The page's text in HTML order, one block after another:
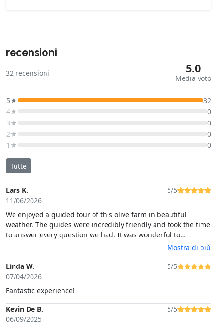
recensioni
32 recensioni 5.0
Media voto
5★
32
4★
0
3★
0
2★
0
1★
0
Tutte
Lars K.
11/06/2026
5/5
We enjoyed a guided tour of this olive farm in beautiful
weather. The guides were incredibly friendly and took the time
to answer every question we had. It was wonderful to
experience such a nature-focused and sustainable concept
explained every step of their olive oil production process. The
tasting that followed was both informative and entertaining.
many new insights into olive cult
Mostra di più
Linda W.
07/04/2026
5/5
Fantastic experience!
Kevin De B.
06/09/2025
5/5